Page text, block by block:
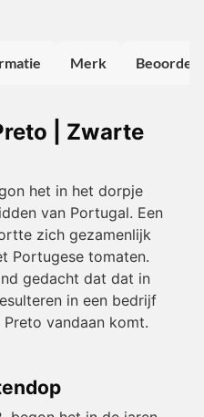
Merk
| Zwarte
het in het dorpje
van Portugal. Een
zich gezamenlijk
Portugese tomaten.
gedacht dat dat in
in een bedrijf
vandaan komt.